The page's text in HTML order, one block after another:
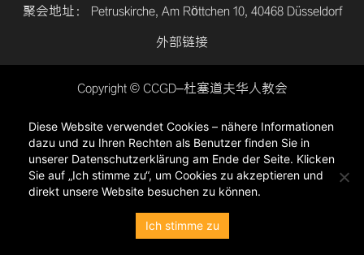
聚会地址： Petruskirche, Am Röttchen 10, 40468 Düsseldorf
外部链接
Copyright © CCGD–杜塞道夫华人教会
隐私政策
Diese Website verwendet Cookies – nähere Informationen
dazu und zu Ihren Rechten als Benutzer finden Sie in
unserer Datenschutzerklärung am Ende der Seite. Klicken
Sie auf „Ich stimme zu“, um Cookies zu akzeptieren und
direkt unsere Website besuchen zu können.
Ich stimme zu